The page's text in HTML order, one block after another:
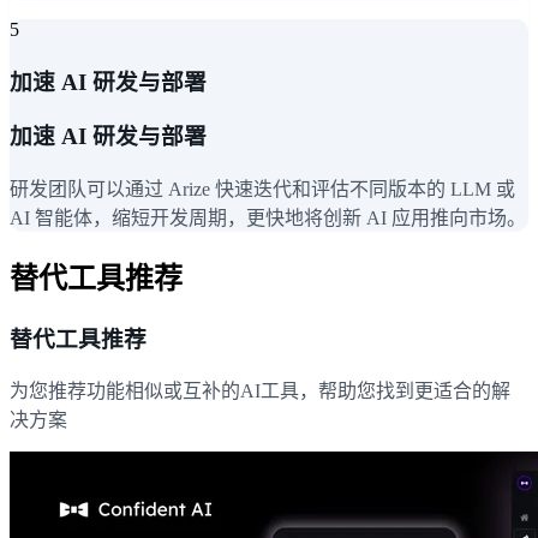
5
加速 AI 研发与部署
加速 AI 研发与部署
研发团队可以通过 Arize 快速迭代和评估不同版本的 LLM 或
AI 智能体，缩短开发周期，更快地将创新 AI 应用推向市场。
替代工具推荐
替代工具推荐
为您推荐功能相似或互补的AI工具，帮助您找到更适合的解
决方案